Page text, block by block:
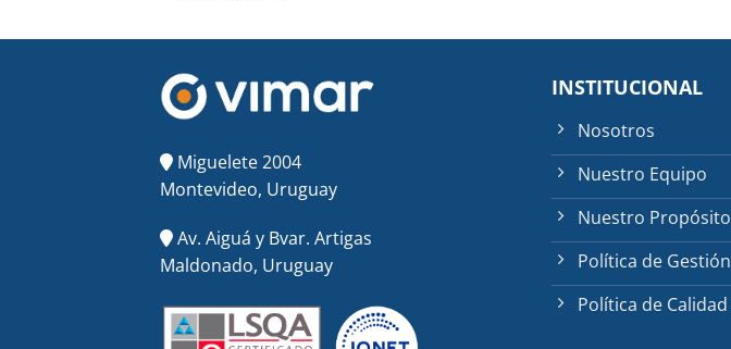
Miguelete 2004
Montevideo, Uruguay
Av. Aiguá y Bvar. Artigas
Maldonado, Uruguay
INSTITUCIONAL
Nosotros
Nuestro Equipo
Nuestro Propósito
Política de Gestión
Política de Calidad